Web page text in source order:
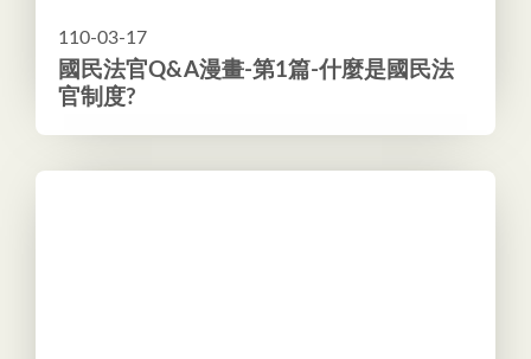
110-03-17
國民法官Q&A漫畫-第1篇-什麼是國民法
官制度?